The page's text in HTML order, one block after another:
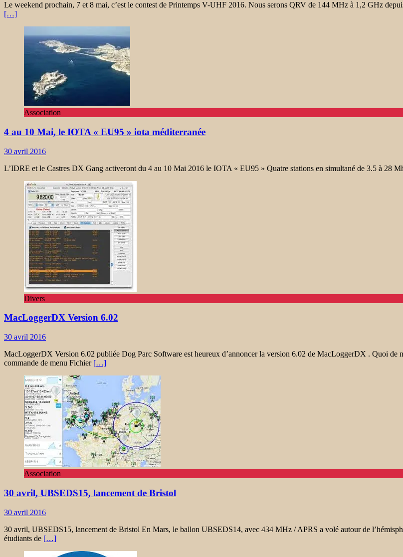
Le weekend prochain, 7 et 8 mai, c’est le contest de Printemps V-UHF 2016. Nous serons QRV de 144 MHz à 1,2 GHz
[…]
Association
4 au 10 Mai, le IOTA « EU95 » iota méditerranée
30 avril 2016
L’IDRE et le Castres DX Gang activeront du 4 au 10 Mai 2016 le IOTA « EU95 » Quatre stations en simultané de 3.5 à 28
Divers
MacLoggerDX Version 6.02
30 avril 2016
MacLoggerDX Version 6.02 publiée Dog Parc Software est heureux d’annoncer la version 6.02 de MacLoggerDX . Quoi de
commande de menu Fichier […]
Association
30 avril, UBSEDS15, lancement de Bristol
30 avril 2016
30 avril, UBSEDS15, lancement de Bristol En Mars, le ballon UBSEDS14, avec 434 MHz / APRS a volé autour de
étudiants de […]